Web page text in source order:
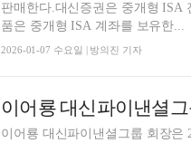
판매한다.대신증권은 중개형 ISA
품은 중개형 ISA 계좌를 보유한...
2026-01-07 수요일 | 방의진 기자
이어룡 대신파이낸셜그룹 회장은